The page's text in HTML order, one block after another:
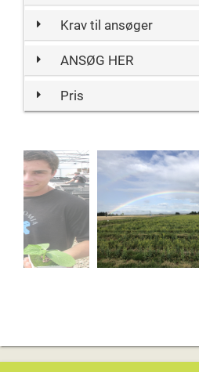
Krav til ansøger
ANSØG HER
Pris